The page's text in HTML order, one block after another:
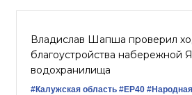
Владислав Шапша проверил
благоустройства набережной
водохранилища
#Калужская область #ЕР40